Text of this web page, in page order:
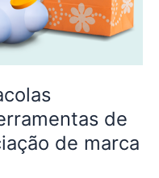
de
de marca